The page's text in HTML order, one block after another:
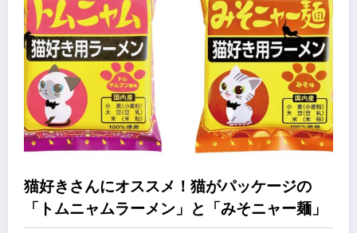
猫好きさんにオススメ！猫がパッケージの
「トムニャムラーメン」と「みそニャー麺」